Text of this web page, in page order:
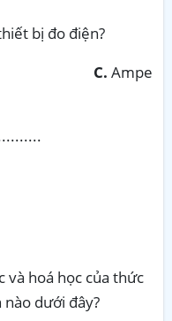
bị đo điện?
C. Ampe
và hoá học của thức
dưới đây?